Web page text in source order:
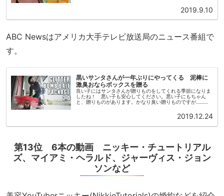
2019.9.10
ABC Newsはアメリカ大手テレビ放送局のニュース番組で
す。
黒いサンタさんが一年ぶりにやってくる 泥棒に
激臭おならボックスを贈る
良い子にはサンタさんが贈りものをしてくれる季節になりま
したね！ 悪い子も安心してください。悪い子にもちゃん
と、贈りものがあります。かなり臭い贈りものですが……。
2019.12.24
第13位 6本の動画 ニッキー・チュートリアル
ズ、マイアミ・ヘラルド、ジャーヴィス・ジョン
ソンなど